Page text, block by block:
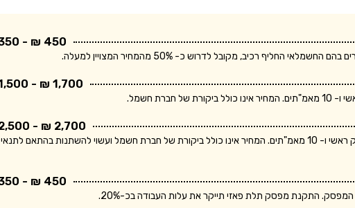
450 ₪ - 350 ₪
רכיב, מקובל לדרוש כ- 50% מהמחיר המצויין למעלה.
1,700 ₪ - 1,500 ₪
חשמל.
2,700 ₪ - 2,500 ₪
המחיר מתייחס ללוח חשמל תלת פאזי הכולל מפסק ראשי ו- 10 מאמ"תים. המחיר אינו כולל ביקורת של חברת חשמל ועשוי להשתנות בהתאם לתנאי
450 ₪ - 350 ₪
התקנת מפסק תלת פאזי תייקר את עלות העבודה בכ-20%.